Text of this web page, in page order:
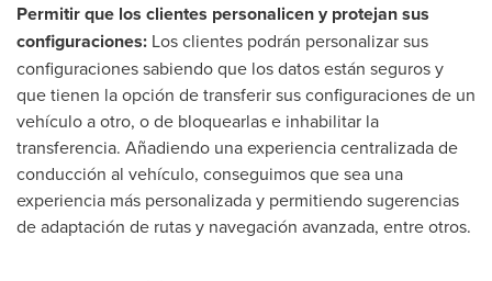
Permitir que los clientes personalicen y protejan sus
configuraciones: Los clientes podrán personalizar sus
configuraciones sabiendo que los datos están seguros y
que tienen la opción de transferir sus configuraciones de un
vehículo a otro, o de bloquearlas e inhabilitar la
transferencia. Añadiendo una experiencia centralizada de
conducción al vehículo, conseguimos que sea una
experiencia más personalizada y permitiendo sugerencias
de adaptación de rutas y navegación avanzada, entre otros.